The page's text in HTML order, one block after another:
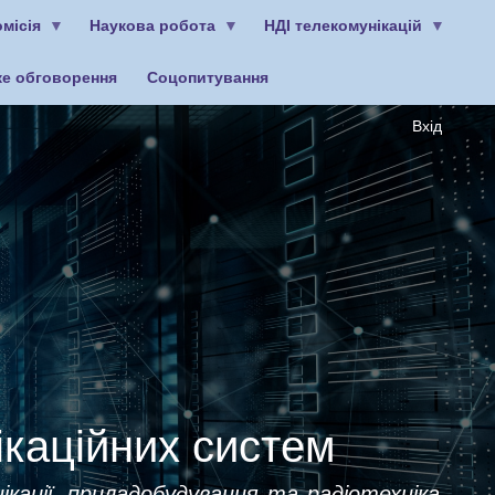
Наукова робота НДІ телекомунікацій
обговорення Соцопитування
Вхід
систем